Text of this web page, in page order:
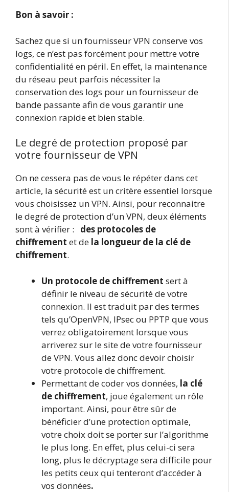
Bon à savoir :
Sachez que si un fournisseur VPN conserve vos
logs, ce n’est pas forcément pour mettre votre
confidentialité en péril. En effet, la maintenance
du réseau peut parfois nécessiter la
conservation des logs pour un fournisseur de
bande passante afin de vous garantir une
connexion rapide et bien stable.
Le degré de protection proposé par
votre fournisseur de VPN
On ne cessera pas de vous le répéter dans cet
article, la sécurité est un critère essentiel lorsque
vous choisissez un VPN. Ainsi, pour reconnaitre
le degré de protection d’un VPN, deux éléments
sont à vérifier : des protocoles de
chiffrement et de la longueur de la clé de
chiffrement.
Un protocole de chiffrement sert à
définir le niveau de sécurité de votre
connexion. Il est traduit par des termes
tels qu’OpenVPN, IPsec ou PPTP que vous
verrez obligatoirement lorsque vous
arriverez sur le site de votre fournisseur
de VPN. Vous allez donc devoir choisir
votre protocole de chiffrement.
Permettant de coder vos données, la clé
de chiffrement, joue également un rôle
important. Ainsi, pour être sûr de
bénéficier d’une protection optimale,
votre choix doit se porter sur l’algorithme
le plus long. En effet, plus celui-ci sera
long, plus le décryptage sera difficile pour
les petits ceux qui tenteront d’accéder à
vos données.